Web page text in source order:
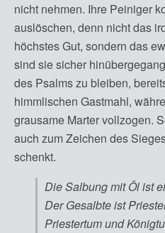
nicht nehmen. Ihre Peiniger
auslöschen, denn nicht das
höchstes Gut, sondern das
sind sie sicher
des Psalms zu bleiben,
himmlischen Gastmahl,
grausame Marter vollzogen.
auch zum Zeichen des
schenkt.
Die Salbung mit Öl ist
Der Gesalbte ist
Priestertum und